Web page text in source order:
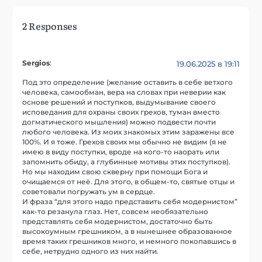
2 Responses
Sergios: 19.06.2025 в 19:11
Под это определение (желание оставить в себе ветхого
человека, самообман, вера на словах при неверии как
основе решений и поступков, выдумывание своего
исповедания для охраны своих грехов, туман вместо
догматического мышления) можно подвести почти
любого человека. Из моих знакомых этим заражены все
100%. И я тоже. Грехов своих мы обычно не видим (я не
имею в виду поступки, вроде на кого-то наорать или
запомнить обиду, а глубинные мотивы этих поступков).
Но мы находим свою скверну при помощи Бога и
очищаемся от неё. Для этого, в общем-то, святые отцы и
советовали погружать ум в сердце.
И фраза “для этого надо представить себя модернистом”
как-то резанула глаз. Нет, совсем необязательно
представлять себя модернистом, достаточно быть
высокоумным грешником, а в нынешнее образованное
время таких грешников много, и немного покопавшись в
себе, нетрудно одного из них найти.